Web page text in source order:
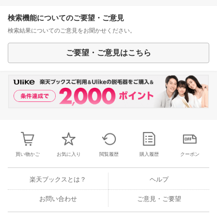
検索機能についてのご要望・ご意見
検索結果についてのご意見をお聞かせください。
ご要望・ご意見はこちら
買い物かご お気に入り 閲覧履歴 購入履歴 クーポン
楽天ブックスとは？ ヘルプ
お問い合わせ ご意見・ご要望